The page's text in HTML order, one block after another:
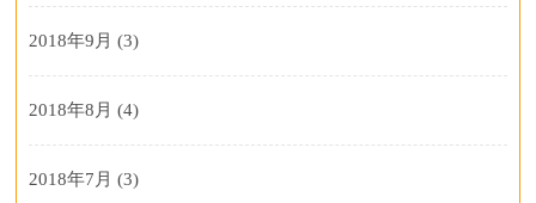
2018年9月 (3)
2018年8月 (4)
2018年7月 (3)